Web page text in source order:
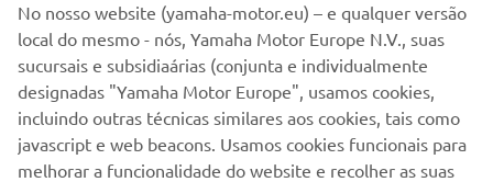
No nosso website (yamaha-motor.eu) – e qualquer versão
local do mesmo - nós, Yamaha Motor Europe N.V., suas
sucursais e subsidiaárias (conjunta e individualmente
designadas "Yamaha Motor Europe", usamos cookies,
incluindo outras técnicas similares aos cookies, tais como
javascript e web beacons. Usamos cookies funcionais para
melhorar a funcionalidade do website e recolher as suas